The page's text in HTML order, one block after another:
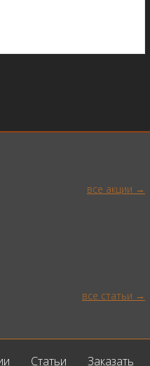
все акции
все статьи
Статьи
Заказать